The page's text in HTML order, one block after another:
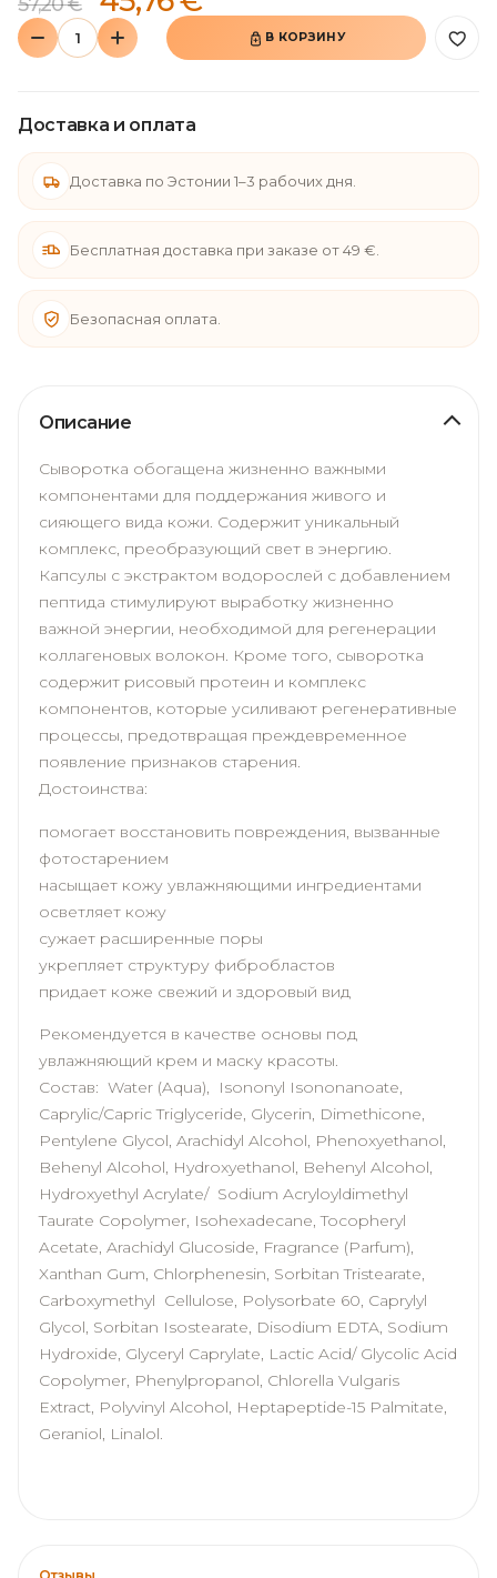
В КОРЗИНУ
Доставка и оплата
Доставка по Эстонии 1–3 рабочих дня.
Бесплатная доставка при заказе от 49 €.
Безопасная оплата.
Описание
Сыворотка обогащена жизненно важными
компонентами для поддержания живого и
сияющего вида кожи. Содержит уникальный
комплекс, преобразующий свет в энергию.
Капсулы с экстрактом водорослей с добавлением
пептида стимулируют выработку жизненно
важной энергии, необходимой для регенерации
коллагеновых волокон. Кроме того, сыворотка
содержит рисовый протеин и комплекс
компонентов, которые усиливают регенеративные
процессы, предотвращая преждевременное
появление признаков старения.
Достоинства:
помогает восстановить повреждения, вызванные
фотостарением
насыщает кожу увлажняющими ингредиентами
осветляет кожу
сужает расширенные поры
укрепляет структуру фибробластов
придает коже свежий и здоровый вид
Рекомендуется в качестве основы под
увлажняющий крем и маску красоты.
Состав: Water (Aqua), Isononyl Isononanoate,
Caprylic/Capric Triglyceride, Glycerin, Dimethicone,
Pentylene Glycol, Arachidyl Alcohol, Phenoxyethanol,
Behenyl Alcohol, Hydroxyethanol, Behenyl Alcohol,
Hydroxyethyl Acrylate/ Sodium Acryloyldimethyl
Taurate Copolymer, Isohexadecane, Tocopheryl
Acetate, Arachidyl Glucoside, Fragrance (Parfum),
Xanthan Gum, Chlorphenesin, Sorbitan Tristearate,
Carboxymethyl Cellulose, Polysorbate 60, Caprylyl
Glycol, Sorbitan Isostearate, Disodium EDTA, Sodium
Hydroxide, Glyceryl Caprylate, Lactic Acid/ Glycolic Acid
Copolymer, Phenylpropanol, Chlorella Vulgaris
Extract, Polyvinyl Alcohol, Heptapeptide-15 Palmitate,
Geraniol, Linalol.